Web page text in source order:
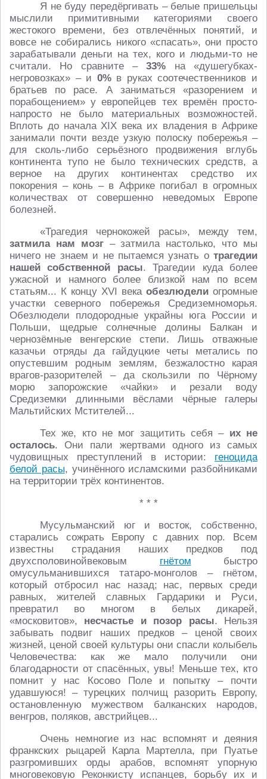
Я не буду передёргивать – белые пришельцы
мыслили примитивными категориями своего
жестокого времени, без отвлечённых понятий, и
вовсе не собирались никого «спасать», они просто
зарабатывали деньги на тех, кого и людьми-то не
считали. Но сравните –33% на «душегубках-
негровозках» – и 0%в руках соотечественников и
братьев по расе. А заниматься «разорением и
порабощением» у европейцев тех времён просто-
напросто не было материальных возможностей.
Вплоть до начала XIX века их владения в Африке
занимали почти везде узкую полоску побережья –
для сколь-либо серьёзного продвижения вглубь
континента тупо не было технических средств, а
верное на других континентах средство их
покорения – конь – в Африке погибал в огромных
количествах от совершенно неведомых Европе
болезней.
«Трагедия чернокожей расы», между тем,
затмила нам мозг– затмила настолько, что мы
ничего не знаем и не пытаемся узнать о трагедии
нашей собственной расы. Трагедии куда более
ужасной и намного более близкой нам по всем
статьям... К концу XVI века обезлюдели огромные
участки северного побережья Средиземноморья.
Обезлюдели плодородные украйны юга России и
Польши, щедрые солнечные долины Балкан и
чернозёмные венгерские степи. Лишь отважные
казачьи отряды да гайдуцкие четы метались по
опустевшим родным землям, безжалостно карая
врагов-разорителей – да скользили по Чёрному
морю запорожские «чайки» и резали воду
Средиземки длинными вёслами чёрные галеры
Мальтийских Мстителей...
Тех же, кто не мог защитить себя – их не
осталось. Они пали жертвами одного из самых
чудовищных преступлений в истории: геноцида
белой расы, учинённого исламскими разбойниками
на территории трёх континентов.
* * *
Мусульманский юг и восток, собственно,
старались сожрать Европу с давних пор. Всем
известны страдания наших предков под
двухсполовинойвековым гнётом быстро
омусульманившихся татаро-монголов – гнётом,
который отбросил нас назад; нас, первых среди
равных, жителей славных Гардарики и Руси,
превратил во многом в белых дикарей,
«московитов», несчастье и позор расы. Нельзя
забывать подвиг наших предков – ценой своих
жизней, ценой своей культуры они спасли колыбель
Человечества: как же мало получили они
благодарности от спасённых, увы! Меньше тех, кто
помнит у нас Косово Поле и попытку – почти
удавшуюся! – турецких полчищ разорить Европу,
остановленную мужеством балканских народов,
венгров, поляков, австрийцев...
Очень немногие из нас вспомнят и деяния
франкских рыцарей Карла Мартелла, при Пуатье
разгромивших орды арабов, вспомнят упорную
многовековую Реконкисту испанцев, борьбу их и